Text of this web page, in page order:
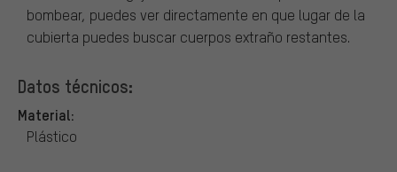
bombear, puedes ver directamente en que lugar de la
cubierta puedes buscar cuerpos extraño restantes.
Datos técnicos:
Material:
Plástico